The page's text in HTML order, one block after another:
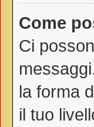
Come
Ci
la forma
il tuo